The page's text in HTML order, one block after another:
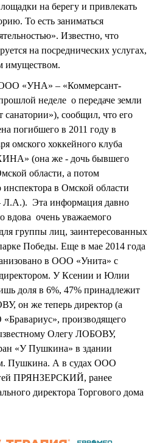
на берегу и привлекать
То есть заниматься
Известно, что
на посреднических услугах,
имуществом.
ООО «УНА» – «Коммерсант-
неделе о передаче земли
санатории»), сообщил, что его
погибшего в 2011 году в
омского хоккейного клуба
(она же - дочь бывшего
области, а потом
в Омской области
Эта информация давно
вдова очень уважаемого
группы лиц, заинтересованных
Победы. Еще в мае 2014 года
в ООО «Унита» с
У Ксении и Юлии
доля в 6%, 47% принадлежит
он же теперь директор (а
производящего
Олегу ЛОБОВУ,
«У Пушкина» в здании
Пушкина. А в судах ООО
ПРЯНЗЕРСКИЙ, ранее
директора Торгового дома